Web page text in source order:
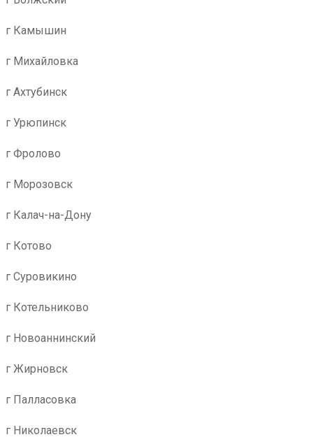
г Камышин
г Михайловка
г Ахтубинск
г Урюпинск
г Фролово
г Морозовск
г Калач-на-Дону
г Котово
г Суровикино
г Котельниково
г Новоаннинский
г Жирновск
г Палласовка
г Николаевск